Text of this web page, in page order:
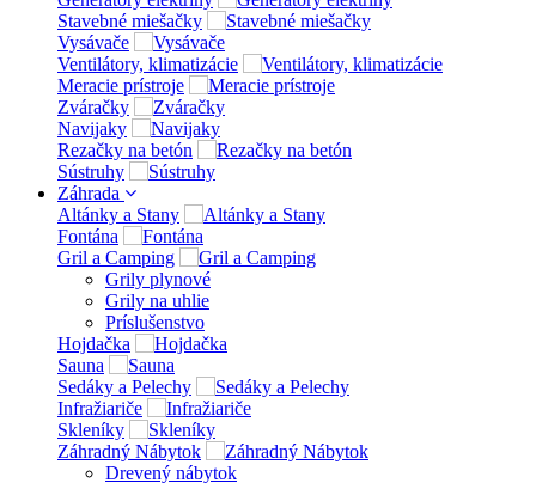
Stavebné miešačky
Vysávače
Ventilátory, klimatizácie
Meracie prístroje
Zváračky
Navijaky
Rezačky na betón
Sústruhy
Záhrada
Altánky a Stany
Fontána
Gril a Camping
Grily plynové
Grily na uhlie
Príslušenstvo
Hojdačka
Sauna
Sedáky a Pelechy
Infražiariče
Skleníky
Záhradný Nábytok
Drevený nábytok